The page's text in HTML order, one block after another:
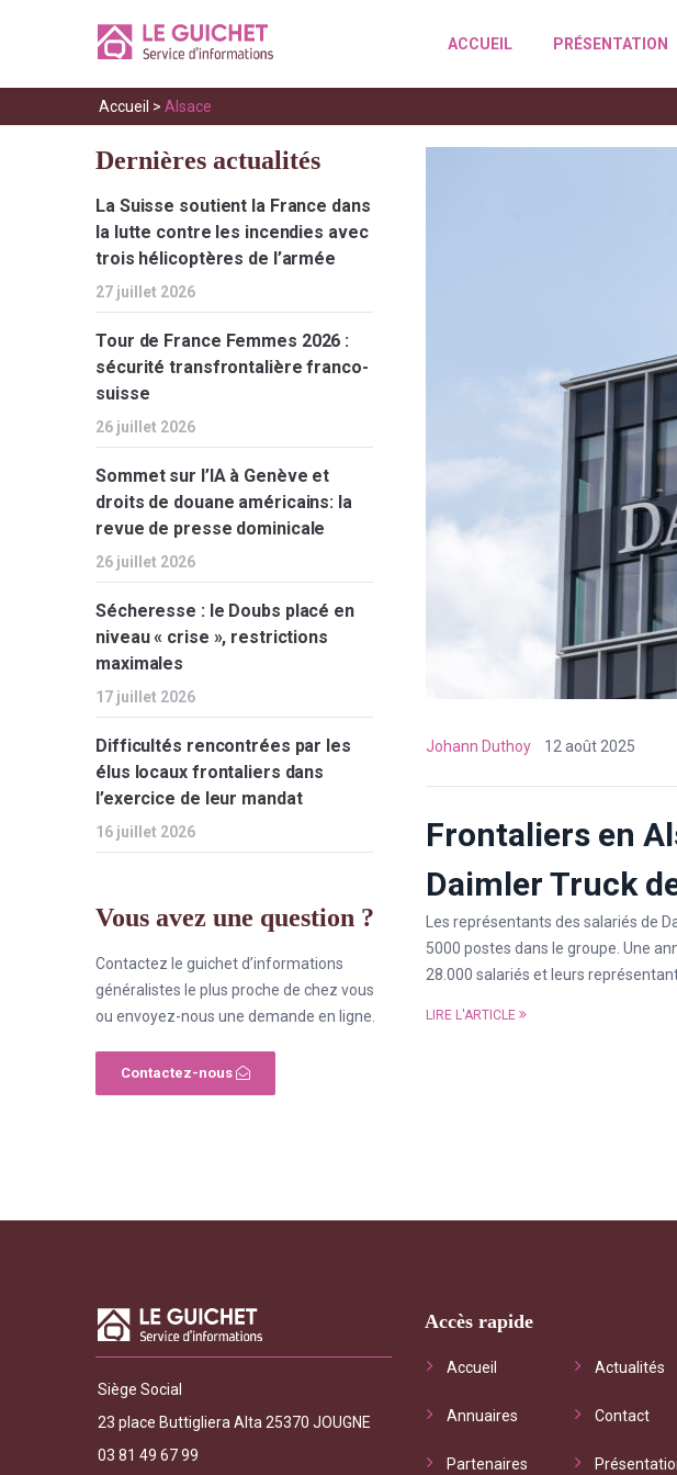
ACCUEIL PRÉSENTATION
Accueil > Alsace
Johann Duthoy 12 août 2025
Frontaliers en
Daimler Truck
Les représentants des salariés de
5000 postes dans le groupe. Une
28.000 salariés et leurs
LIRE L'ARTICLE
Dernières actualités
La Suisse soutient la France dans
la lutte contre les incendies avec
trois hélicoptères de l’armée
27 juillet 2026
Tour de France Femmes 2026 :
sécurité transfrontalière franco-
suisse
26 juillet 2026
Sommet sur l’IA à Genève et
droits de douane américains: la
revue de presse dominicale
26 juillet 2026
Sécheresse : le Doubs placé en
niveau « crise », restrictions
maximales
17 juillet 2026
Difficultés rencontrées par les
élus locaux frontaliers dans
l’exercice de leur mandat
16 juillet 2026
Vous avez une question ?
Contactez le guichet d’informations
généralistes le plus proche de chez vous
ou envoyez-nous une demande en ligne.
Contactez-nous
Siège Social
23 place Buttigliera Alta 25370 JOUGNE
03 81 49 67 99
Accès rapide
Accueil Actualités
Annuaires Contact
Partenaires
"Le Guichet d'informations
les services adéquats à vos